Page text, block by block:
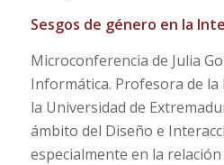
Sesgos de género en la
Microconferencia de Julia
Informática. Profesora de la
la Universidad de
ámbito del Diseño e
especialmente en la